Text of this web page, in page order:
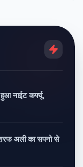
नाईट कर्फ्यू,
अली का सपनो से